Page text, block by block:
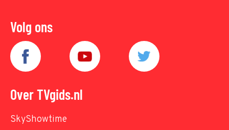
Volg ons
Over TVgids.nl
SkyShowtime